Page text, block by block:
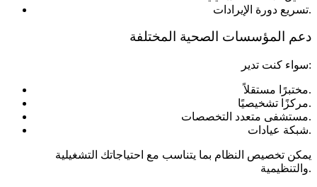
تسريع دورة الإيرادات.
دعم المؤسسات الصحية المختلفة
سواء كنت تدير:
مختبرًا مستقلاً.
مركزًا تشخيصيًا.
مستشفى متعدد التخصصات.
شبكة عيادات.
يمكن تخصيص النظام بما يتناسب مع احتياجاتك التشغيلية
والتنظيمية.